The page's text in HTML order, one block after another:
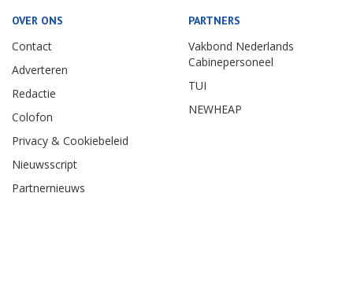
OVER ONS
Contact
Adverteren
Redactie
Colofon
Privacy & Cookiebeleid
Nieuwsscript
Partnernieuws
PARTNERS
Vakbond Nederlands
Cabinepersoneel
TUI
NEWHEAP